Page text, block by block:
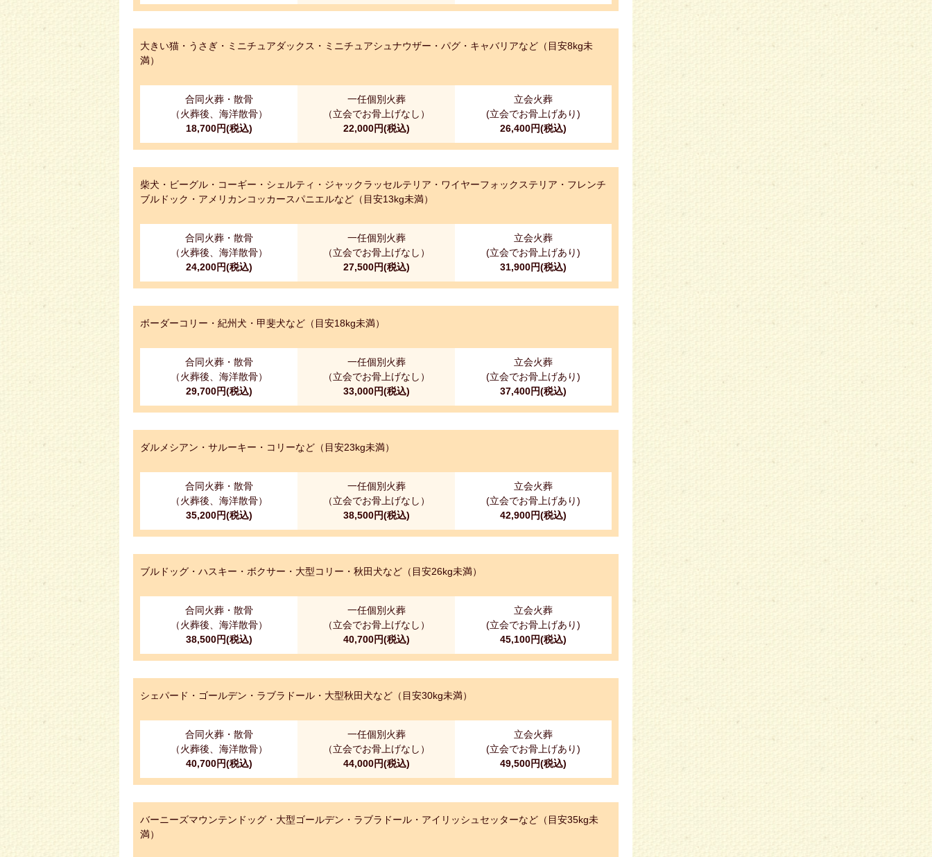
大きい猫・うさぎ・ミニチュアダックス・ミニチュアシュナウザー・パグ・キャバリアなど（目安8kg未
満）
合同火葬・散骨
（火葬後、海洋散骨）
18,700円(税込)
一任個別火葬
（立会でお骨上げなし）
22,000円(税込)
立会火葬
(立会でお骨上げあり)
26,400円(税込)
柴犬・ビーグル・コーギー・シェルティ・ジャックラッセルテリア・ワイヤーフォックステリア・フレンチ
ブルドック・アメリカンコッカースパニエルなど（目安13kg未満）
合同火葬・散骨
（火葬後、海洋散骨）
24,200円(税込)
一任個別火葬
（立会でお骨上げなし）
27,500円(税込)
立会火葬
(立会でお骨上げあり)
31,900円(税込)
ボーダーコリー・紀州犬・甲斐犬など（目安18kg未満）
合同火葬・散骨
（火葬後、海洋散骨）
29,700円(税込)
一任個別火葬
（立会でお骨上げなし）
33,000円(税込)
立会火葬
(立会でお骨上げあり)
37,400円(税込)
ダルメシアン・サルーキー・コリーなど（目安23kg未満）
合同火葬・散骨
（火葬後、海洋散骨）
35,200円(税込)
一任個別火葬
（立会でお骨上げなし）
38,500円(税込)
立会火葬
(立会でお骨上げあり)
42,900円(税込)
ブルドッグ・ハスキー・ボクサー・大型コリー・秋田犬など（目安26kg未満）
合同火葬・散骨
（火葬後、海洋散骨）
38,500円(税込)
一任個別火葬
（立会でお骨上げなし）
40,700円(税込)
立会火葬
(立会でお骨上げあり)
45,100円(税込)
シェパード・ゴールデン・ラブラドール・大型秋田犬など（目安30kg未満）
合同火葬・散骨
（火葬後、海洋散骨）
40,700円(税込)
一任個別火葬
（立会でお骨上げなし）
44,000円(税込)
立会火葬
(立会でお骨上げあり)
49,500円(税込)
バーニーズマウンテンドッグ・大型ゴールデン・ラブラドール・アイリッシュセッターなど（目安35kg未
満）